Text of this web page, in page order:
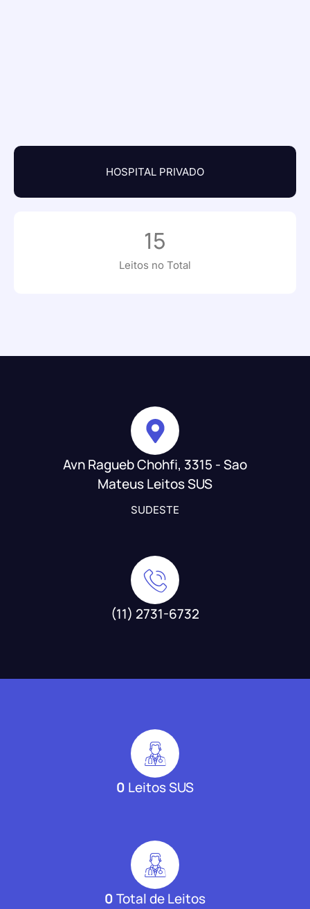
HOSPITAL PRIVADO
Leitos no Total
15
Avn Ragueb Chohfi, 3315 - Sao
Mateus Leitos SUS
SUDESTE
(11) 2731-6732
0 Leitos SUS
0Total de Leitos